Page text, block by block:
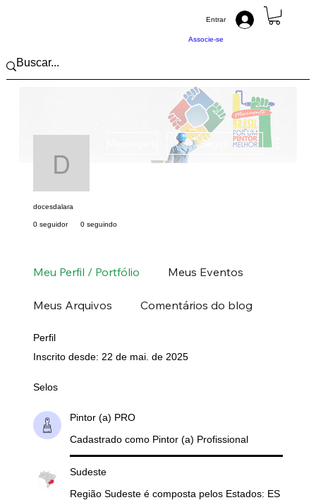
Associe-se
Entrar
docesdalara
Seguir
docesdalara
0 seguidor 0 seguindo
Meu Perfil / Portfólio Meus Eventos
Meus Arquivos Comentários do blog
Perfil
Inscrito desde: 22 de mai. de 2025
Selos
Pintor (a) PRO
Cadastrado como Pintor (a) Profissional
Sudeste
Região Sudeste é composta pelos Estados: ES